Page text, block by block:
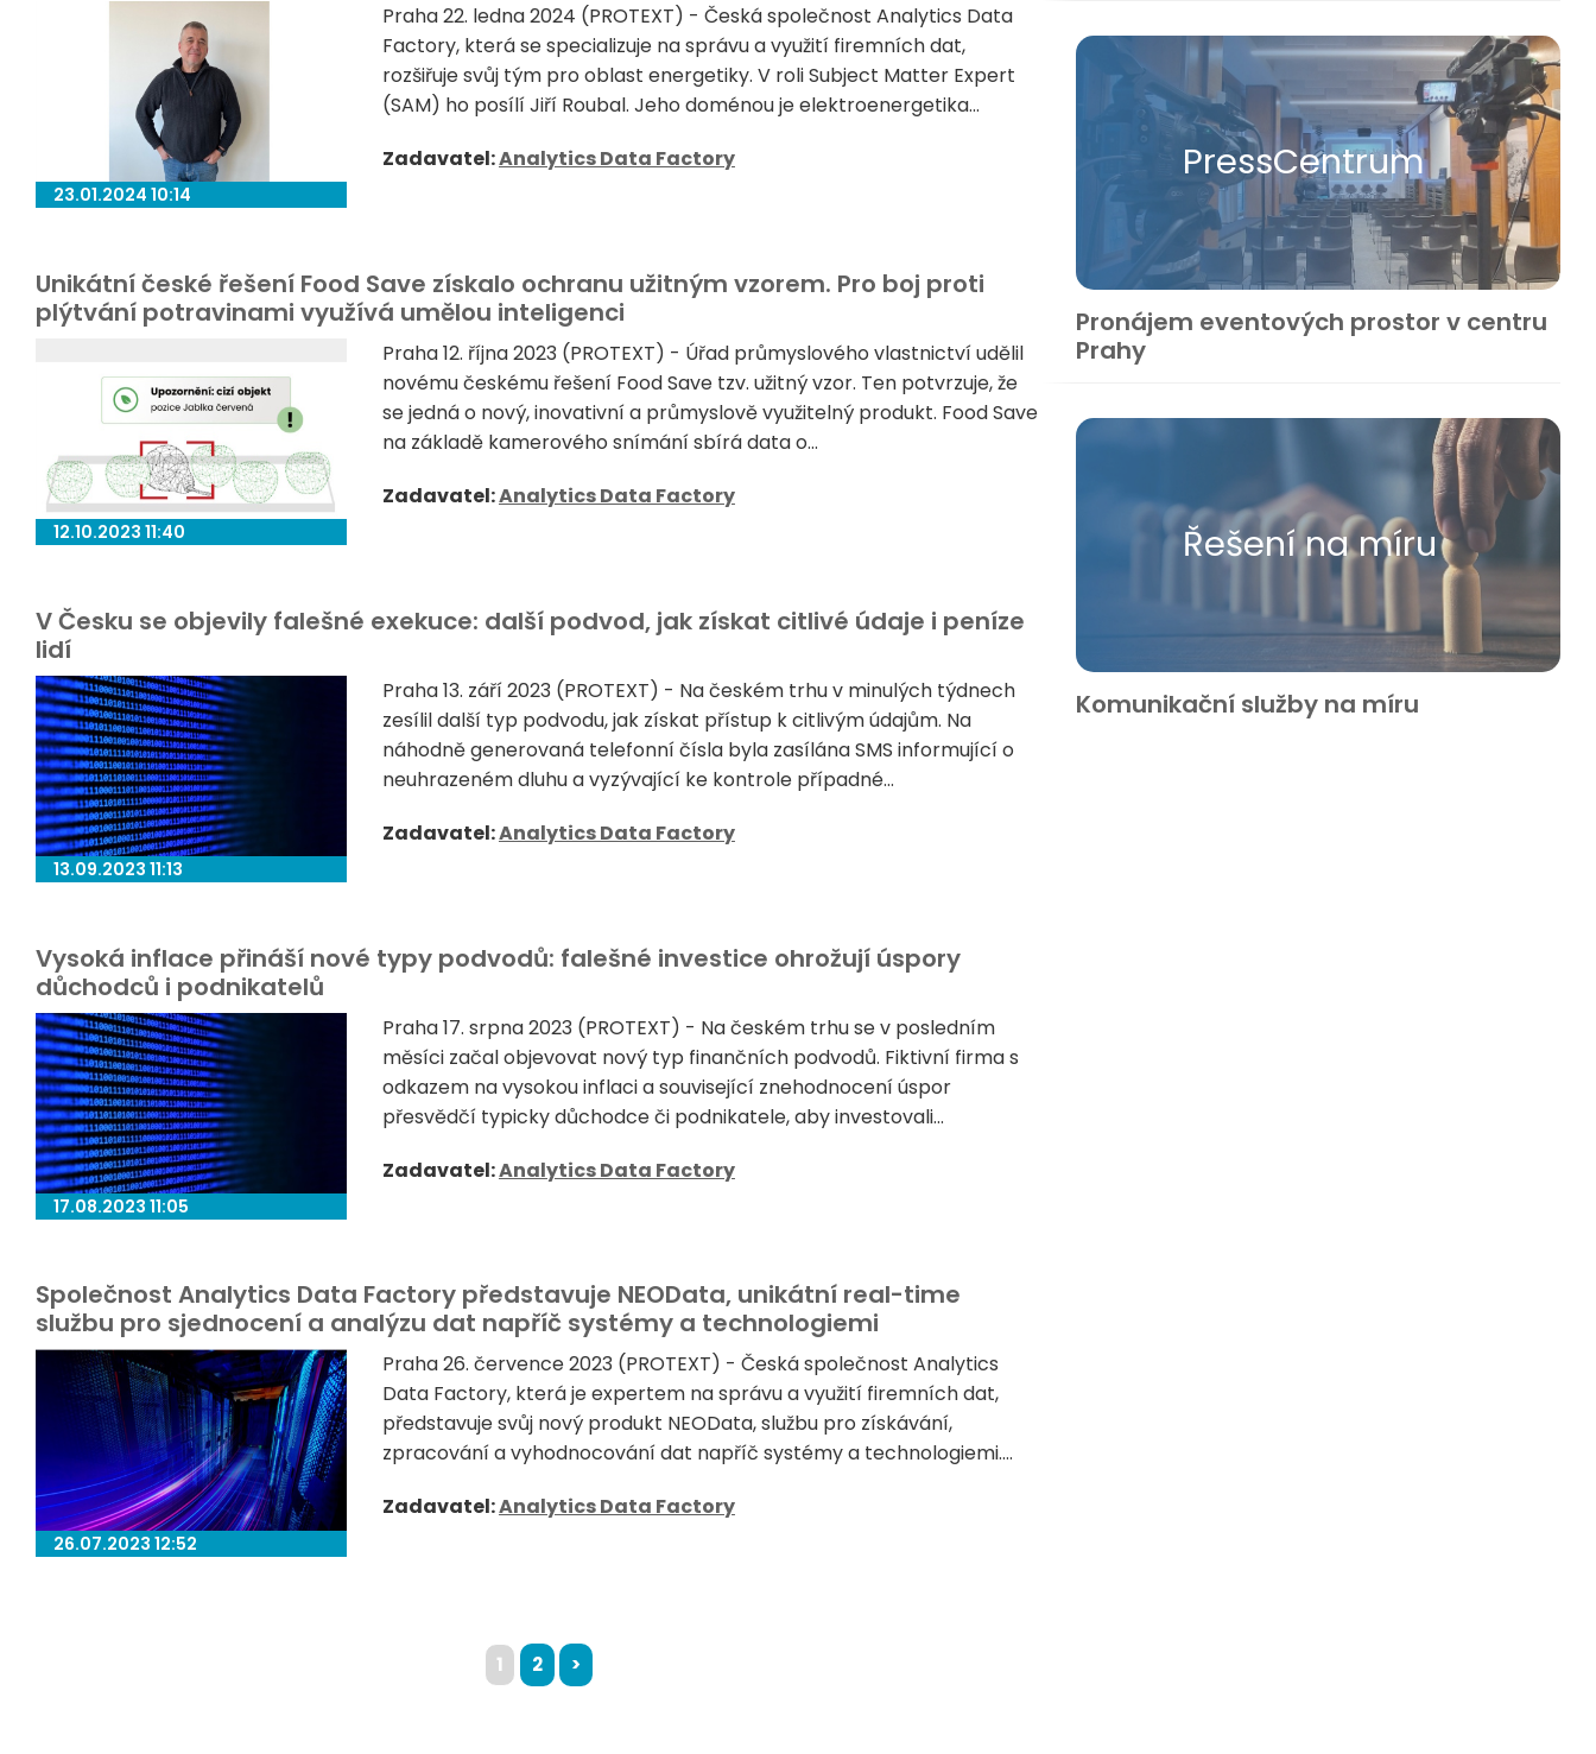
23.01.2024 10:14
Praha 22. ledna 2024 (PROTEXT) - Česká společnost Analytics Data
Factory, která se specializuje na správu a využití firemních dat,
rozšiřuje svůj tým pro oblast energetiky. V roli Subject Matter Expert
(SAM) ho posílí Jiří Roubal. Jeho doménou je elektroenergetika...
Zadavatel:Analytics Data Factory
Unikátní české řešení Food Save získalo ochranu užitným vzorem. Pro boj proti
plýtvání potravinami využívá umělou inteligenci
12.10.2023 11:40
Praha 12. října 2023 (PROTEXT) - Úřad průmyslového vlastnictví udělil
novému českému řešení Food Save tzv. užitný vzor. Ten potvrzuje, že
se jedná o nový, inovativní a průmyslově využitelný produkt. Food Save
na základě kamerového snímání sbírá data o...
Zadavatel:Analytics Data Factory
V Česku se objevily falešné exekuce: další podvod, jak získat citlivé údaje i peníze
lidí
13.09.2023 11:13
Praha 13. září 2023 (PROTEXT) - Na českém trhu v minulých týdnech
zesílil další typ podvodu, jak získat přístup k citlivým údajům. Na
náhodně generovaná telefonní čísla byla zasílána SMS informující o
neuhrazeném dluhu a vyzývající ke kontrole případné...
Zadavatel:Analytics Data Factory
Vysoká inflace přináší nové typy podvodů: falešné investice ohrožují úspory
důchodců i podnikatelů
17.08.2023 11:05
Praha 17. srpna 2023 (PROTEXT) - Na českém trhu se v posledním
měsíci začal objevovat nový typ finančních podvodů. Fiktivní firma s
odkazem na vysokou inflaci a související znehodnocení úspor
přesvědčí typicky důchodce či podnikatele, aby investovali...
Zadavatel:Analytics Data Factory
Společnost Analytics Data Factory představuje NEOData, unikátní real-time
službu pro sjednocení a analýzu dat napříč systémy a technologiemi
26.07.2023 12:52
Praha 26. července 2023 (PROTEXT) - Česká společnost Analytics
Data Factory, která je expertem na správu a využití firemních dat,
představuje svůj nový produkt NEOData, službu pro získávání,
zpracování a vyhodnocování dat napříč systémy a technologiemi....
Zadavatel:Analytics Data Factory
1 2 >
Press​Centrum
Pronájem eventových prostor v centru
Prahy
Řešení na míru
Komunikační služby na míru